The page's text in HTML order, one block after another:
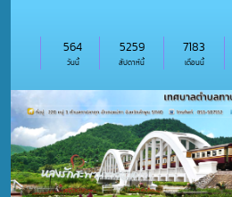
วันนี้
564
สัปดาห์นี้
5259
เดือนนี้
7183